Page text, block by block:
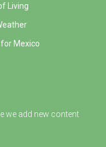
Living
Mexico
we add new content